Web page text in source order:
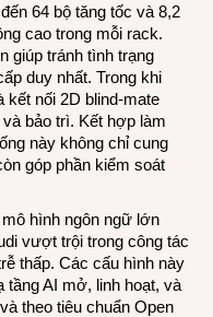
64 bộ tăng tốc và 8,2
cao trong mỗi rack.
giúp tránh tình trạng
duy nhất. Trong khi
kết nối 2D blind-mate
bảo trì. Kết hợp làm
này không chỉ cung
góp phần kiểm soát
hình ngôn ngữ lớn
vượt trội trong công tác
thấp. Các cấu hình này
tầng AI mở, linh hoạt, và
theo tiêu chuẩn Open